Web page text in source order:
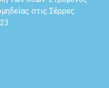
στις Σέρρες.